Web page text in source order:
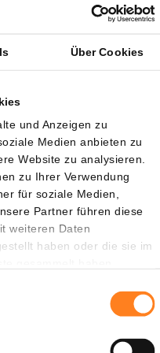
Über Cookies
und Anzeigen zu
Medien anbieten zu
Website zu analysieren.
zu Ihrer Verwendung
für soziale Medien,
Partner führen diese
weiteren Daten
haben oder die sie im
die Märkte öffnen.
mit einer erneuten
seine Drohungen
noch härter treffen
beansprucht?
bietet dir aktuell15
für kurze Zeit gültig.
30€ ein, um den Bonus
erhalten